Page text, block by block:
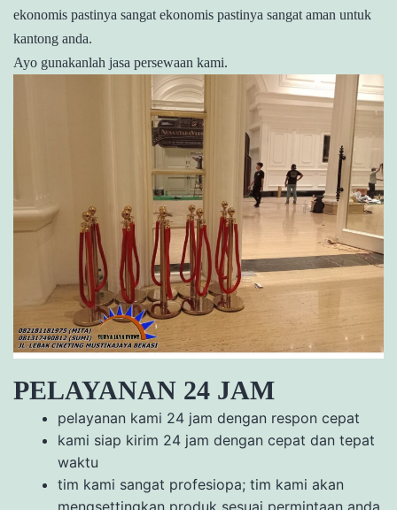
ekonomis pastinya sangat ekonomis pastinya sangat aman untuk
kantong anda.
Ayo gunakanlah jasa persewaan kami.
PELAYANAN 24 JAM
pelayanan kami 24 jam dengan respon cepat
kami siap kirim 24 jam dengan cepat dan tepat
waktu
tim kami sangat profesiopa; tim kami akan
mengsettingkan produk sesuai permintaan anda